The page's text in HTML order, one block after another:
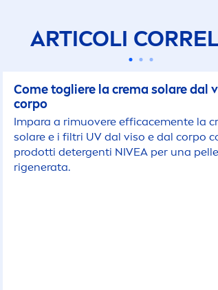
ARTICOLI
Come togliere la crema solare dal
corpo
Impara a rimuovere efficacemente la
solare e i filtri UV dal viso e dal corpo
prodotti detergenti NIVEA per una
rigenerata.